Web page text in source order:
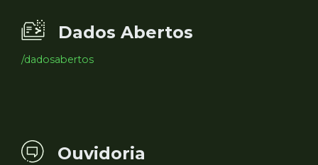
Dados Abertos
/dadosabertos
Ouvidoria